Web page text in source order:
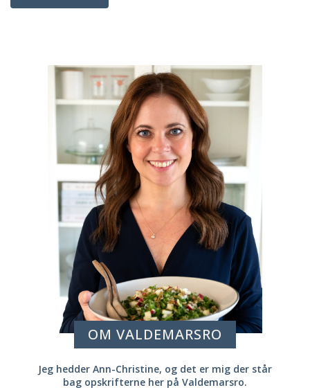
OM VALDEMARSRO
Jeg hedder Ann-Christine, og det er mig der står
bag opskrifterne her på Valdemarsro.